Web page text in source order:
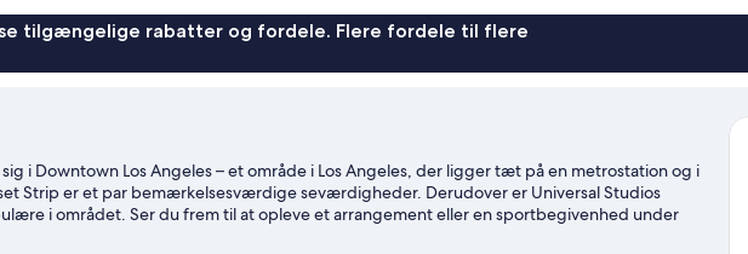
tilgængelige rabatter og fordele. Flere fordele til flere
i Downtown Los Angeles – et område i Los Angeles, der ligger tæt på en metrostation og i
Strip er et par bemærkelsesværdige seværdigheder. Derudover er Universal Studios
i området. Ser du frem til at opleve et arrangement eller en sportbegivenhed under
eller Crypto.com Arena har på programmet.